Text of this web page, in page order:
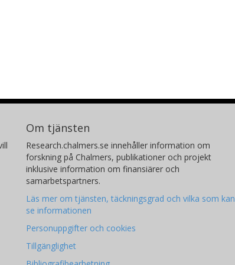
Om tjänsten
Research.chalmers.se innehåller information om
forskning på Chalmers, publikationer och projekt
inklusive information om finansiärer och
samarbetspartners.
Läs mer om tjänsten, täckningsgrad och vilka som kan
se informationen
Personuppgifter och cookies
Tillgänglighet